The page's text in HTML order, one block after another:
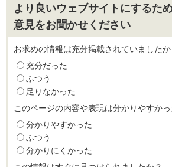
より良いウェブサイトにするた
意見をお聞かせください
お求めの情報は充分掲載されていましたか
充分だった
ふつう
足りなかった
このページの内容や表現は分かりやすかっ
分かりやすかった
ふつう
分かりにくかった